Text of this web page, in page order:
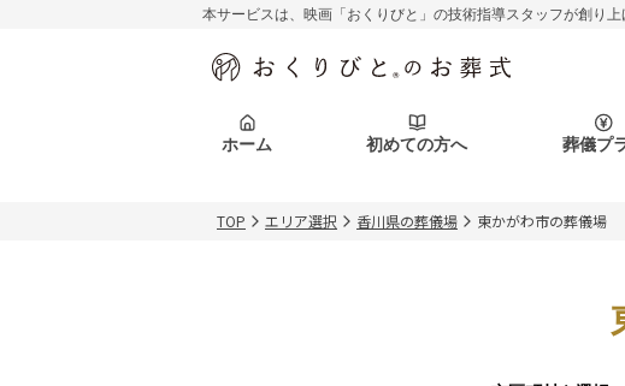
本サービスは、映画「おくりびと」の技術指導スタッフが創り上
ホーム 初めての方へ
初めての方へ 初めての方へ
葬儀プ
関東エリア 東京都
お客様の声 ご葬儀事例
葬儀の知識 葬儀の知識
初めての方へ 初めての方へ
会社を知る
関東エリア 東京都
北海道エリア 札幌市
お客様の声 ご葬儀事例
葬儀の知識 葬儀の知識
TOP エリア選択 香川県の葬儀場 東かがわ市の葬儀場